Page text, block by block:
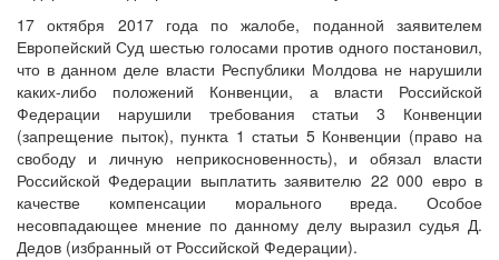
17 октября 2017 года по жалобе, поданной заявителем
Европейский Суд шестью голосами против одного постановил,
что в данном деле власти Республики Молдова не нарушили
каких-либо положений Конвенции, а власти Российской
Федерации нарушили требования статьи 3 Конвенции
(запрещение пыток), пункта 1 статьи 5 Конвенции (право на
свободу и личную неприкосновенность), и обязал власти
Российской Федерации выплатить заявителю 22 000 евро в
качестве компенсации морального вреда. Особое
несовпадающее мнение по данному делу выразил судья Д.
Дедов (избранный от Российской Федерации).